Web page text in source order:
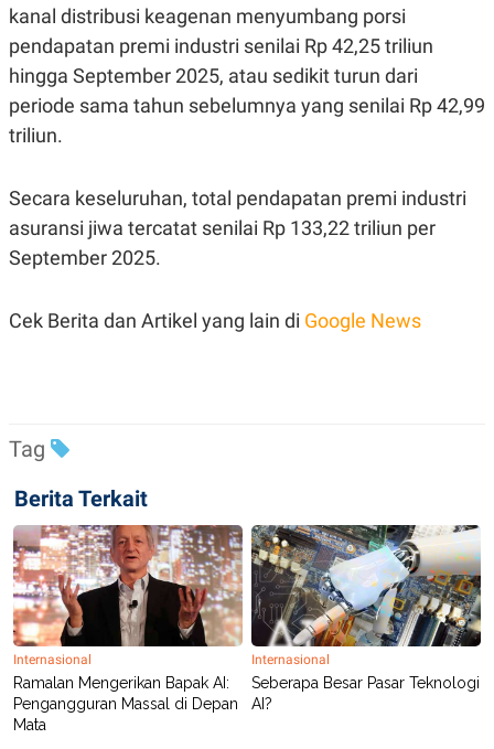
A
D
E
M
E
A
S
E
I
D
N
G
G
N
C
E
N
E
R
A
I
T
A
R
V
T
S
I
N
G
K
G
M
D
I
A
kanal distribusi keagenan menyumbang porsi
pendapatan premi industri senilai Rp 42,25 triliun
hingga September 2025, atau sedikit turun dari
periode sama tahun sebelumnya yang senilai Rp 42,99
triliun.
Secara keseluruhan, total pendapatan premi industri
asuransi jiwa tercatat senilai Rp 133,22 triliun per
September 2025.
Cek Berita dan Artikel yang lain di Google News
Tag
Berita Terkait
Internasional
Ramalan Mengerikan Bapak AI:
Pengangguran Massal di Depan
Mata
Internasional
Seberapa Besar Pasar Teknologi
AI?